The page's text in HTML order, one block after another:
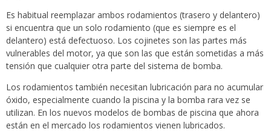
Es habitual reemplazar ambos rodamientos (trasero y delantero)
si encuentra que un solo rodamiento (que es siempre es el
delantero) está defectuoso. Los cojinetes son las partes más
vulnerables del motor, ya que son las que están sometidas a más
tensión que cualquier otra parte del sistema de bomba.
Los rodamientos también necesitan lubricación para no acumular
óxido, especialmente cuando la piscina y la bomba rara vez se
utilizan. En los nuevos modelos de bombas de piscina que ahora
están en el mercado los rodamientos vienen lubricados.